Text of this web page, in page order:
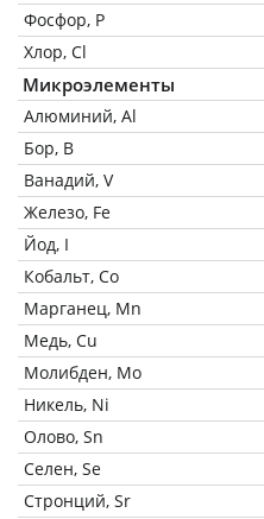
Фосфор, P
Хлор, Cl
Микроэлементы
Алюминий, Al
Бор, B
Ванадий, V
Железо, Fe
Йод, I
Кобальт, Co
Марганец, Mn
Медь, Cu
Молибден, Mo
Никель, Ni
Олово, Sn
Селен, Se
Стронций, Sr